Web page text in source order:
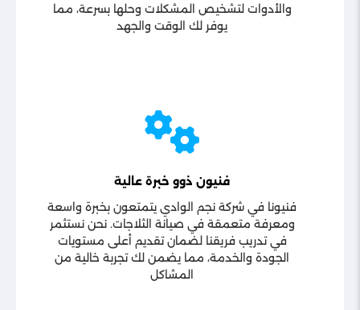
والأدوات لتشخيص المشكلات وحلها بسرعة، مما
يوفر لك الوقت والجهد
فنيون ذوو خبرة عالية
فنيونا في شركة نجم الوادي يتمتعون بخبرة واسعة
ومعرفة متعمقة في صيانة الثلاجات. نحن نستثمر
في تدريب فريقنا لضمان تقديم أعلى مستويات
الجودة والخدمة، مما يضمن لك تجربة خالية من
المشاكل